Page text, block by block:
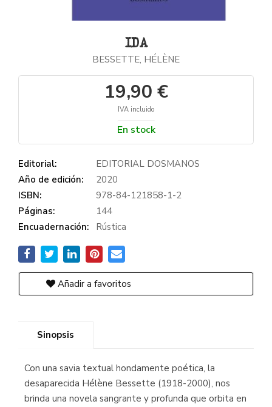
IDA
BESSETTE, HÉLÈNE
19,90 €
IVA incluido
En stock
Editorial:
EDITORIAL DOSMANOS
Año de edición:
2020
ISBN:
978-84-121858-1-2
Páginas:
144
Encuadernación:
Rústica
Añadir a favoritos
Sinopsis
Con una savia textual hondamente poética, la
desaparecida Hélène Bessette (1918-2000), nos
brinda una novela sangrante y profunda que orbita en